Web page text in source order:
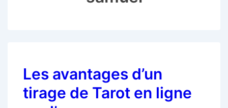
Les avantages d’un
tirage de Tarot en ligne